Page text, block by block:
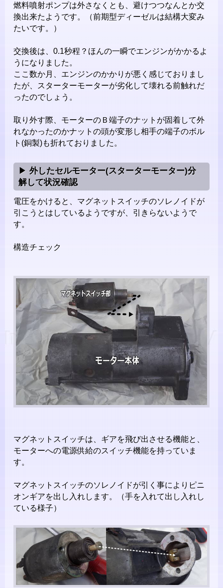
燃料噴射ポンプは外さなくとも、避けつつなんとか交
換出来たようです。（前期型ディーゼルは結構大変み
たいです。）
交換後は、0.1秒程？ほんの一瞬でエンジンがかかるよ
うになりました。
ここ数か月、エンジンのかかりが悪く感じておりまし
たが、スターターモーターが劣化して壊れる前触れだ
ったのでしょう。
取り外す際、モーターのＢ端子のナットが固着して外
れなかったのかナットの頭が変形し相手の端子のボル
ト(銅製)も折れておりました。
外したセルモーター(スターターモーター)分
解して状況確認
電圧をかけると、マグネットスイッチのソレノイドが
引こうとはしているようですが、引きらないようで
す。
構造チェック
マグネットスイッチは、ギアを飛び出させる機能と、
モーターへの電源供給のスイッチ機能を持っていま
す。
マグネットスイッチのソレノイドが引く事によりピニ
オンギアを出し入れします。（手を入れて出し入れし
ている様子）